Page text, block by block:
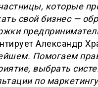
которые
свой бизнес —
Александр
Помогаем
выбрать
по